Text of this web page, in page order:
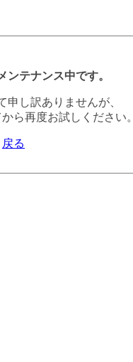
ンテナンス中です。
申し訳ありませんが、
ら再度お試しください。
戻る